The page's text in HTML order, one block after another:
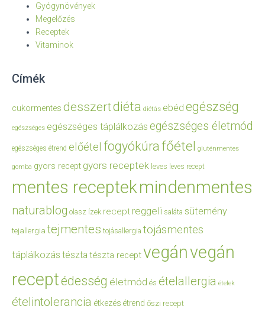
Gyógynövények
Megelőzés
Receptek
Vitaminok
Címék
cukormentes desszertdiéta diétás ebéd egészség
egészséges egészséges táplálkozás egészséges életmód
egészséges étrend előétel fogyókúrafőétel gluténmentes
gomba gyors recept gyors receptek leves leves recept
mentes receptekmindenmentes
naturablog olasz ízek recept reggeli saláta sütemény
tejallergia tejmentes tojásallergia tojásmentes
táplálkozás tészta tészta receptvegánvegán
receptédesség életmód és ételallergia ételek
ételintolerancia étkezés étrend őszi recept